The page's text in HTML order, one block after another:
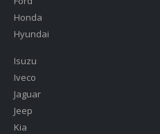
Honda
Hyundai
Isuzu
Iveco
Jaguar
Jeep
Kia